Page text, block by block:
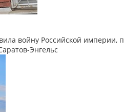
войну Российской империи,
Энгельс